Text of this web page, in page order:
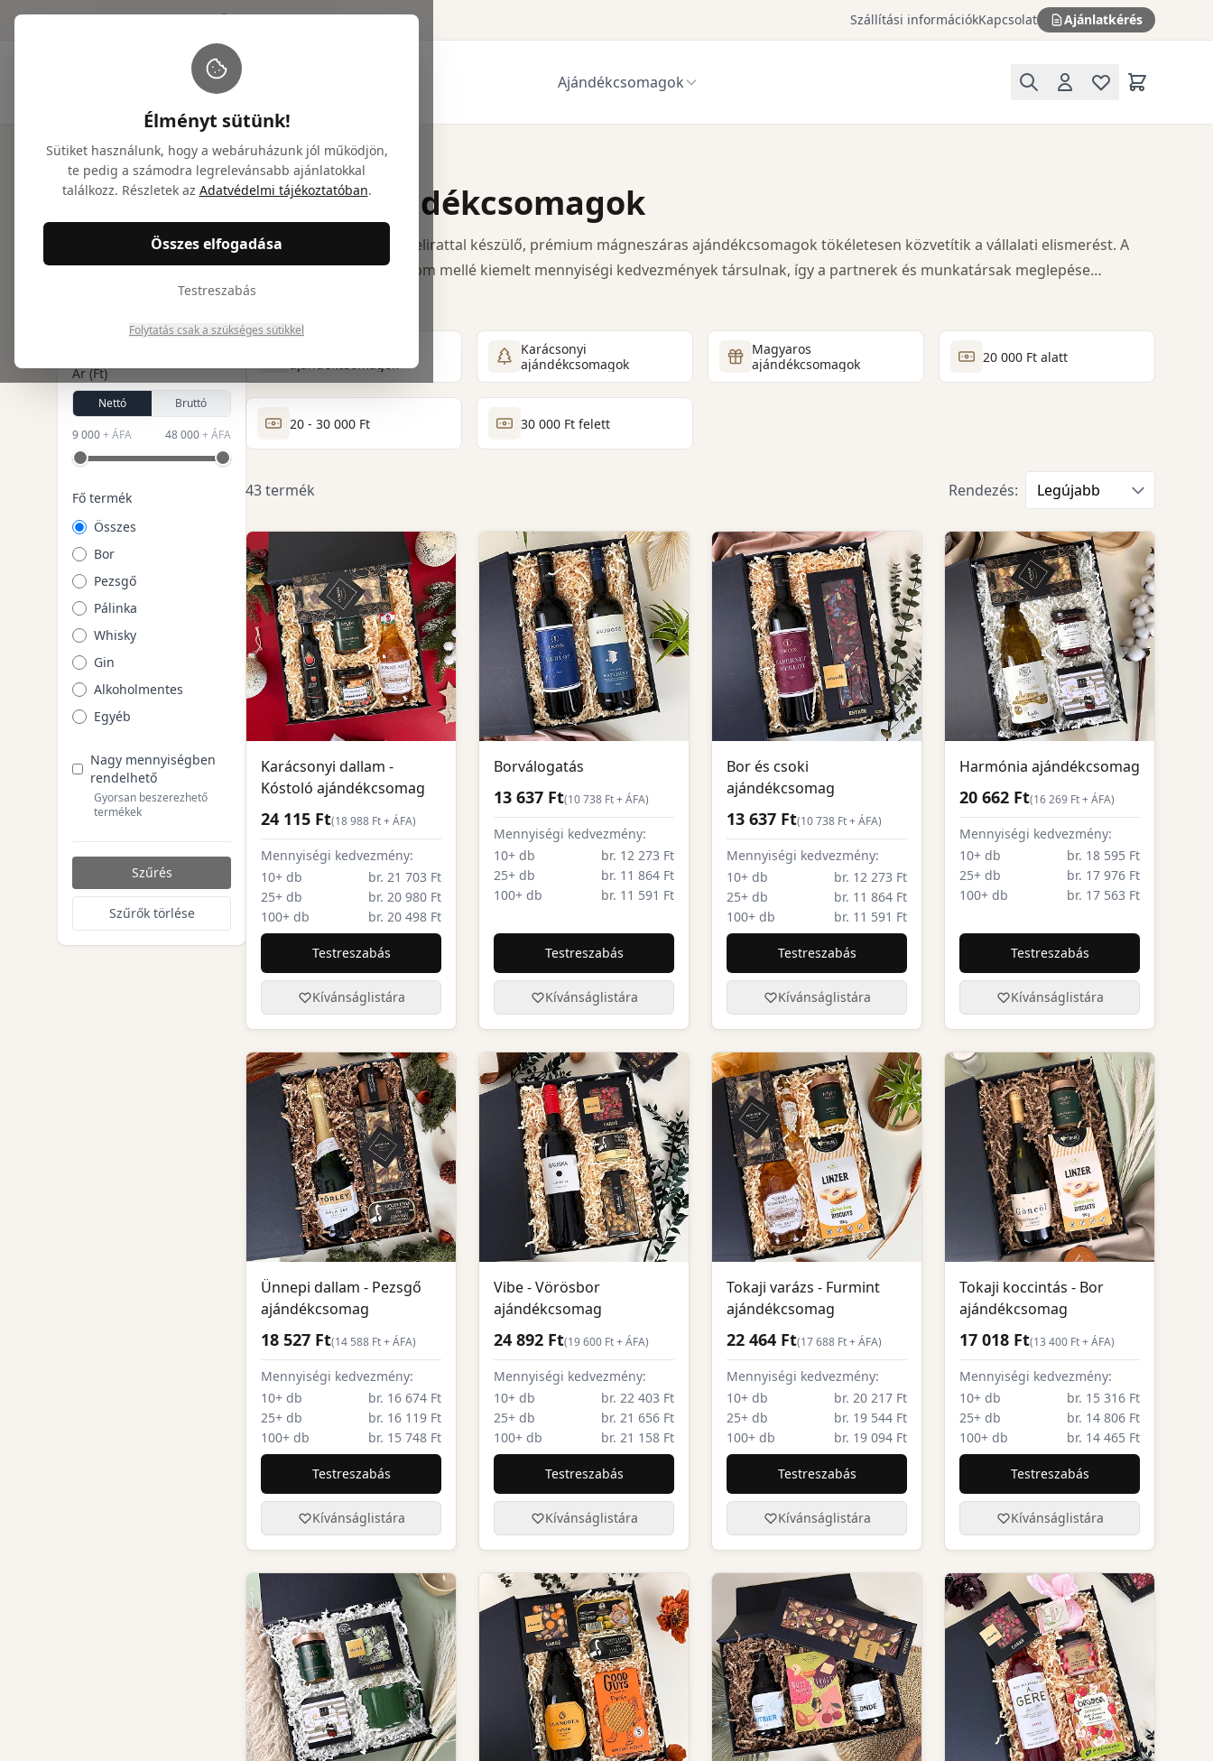
info@nicetogiveyou.com +36 20 946 9486 Szállítási információkKapcsolat Ajánlatkérés
Ajándékcsomagok
Főoldal / Ajándékcsomagok / Céges ajándékcsomagok
árral számolunk
Ár (Ft)
Nettó Bruttó
9 000+ ÁFA 48 000+ ÁFA
Fő termék
Összes
Bor
Pezsgő
Pálinka
Whisky
Gin
Alkoholmentes
Egyéb
Nagy mennyiségben
rendelhető
Gyorsan beszerezhető
termékek
Szűrés
Szűrők törlése
Céges ajándékcsomagok
Az egyedi logózással és felirattal készülő, prémium mágneszáras ajándékcsomagok tökéletesen közvetítik a vállalati elismerést. A
minőségi gourmet tartalom mellé kiemelt mennyiségi kedvezmények társulnak, így a partnerek és munkatársak meglepése
egyszerűen és elegánsan kivitelezhető.
Tovább olvasom
ajándékcsomagok
Karácsonyi
ajándékcsomagok
Magyaros
ajándékcsomagok
20 000 Ft alatt
20 - 30 000 Ft 30 000 Ft felett
43 termék Rendezés:
Karácsonyi dallam -
Kóstoló ajándékcsomag
24 115 Ft(18 988 Ft + ÁFA)
Mennyiségi kedvezmény:
10+ db
br. 21 703 Ft
25+ db
br. 20 980 Ft
100+ db
br. 20 498 Ft
Testreszabás
Kívánságlistára
Borválogatás
13 637 Ft(10 738 Ft + ÁFA)
Mennyiségi kedvezmény:
10+ db
br. 12 273 Ft
25+ db
br. 11 864 Ft
100+ db
br. 11 591 Ft
Testreszabás
Kívánságlistára
Bor és csoki
ajándékcsomag
13 637 Ft(10 738 Ft + ÁFA)
Mennyiségi kedvezmény:
10+ db
br. 12 273 Ft
25+ db
br. 11 864 Ft
100+ db
br. 11 591 Ft
Testreszabás
Kívánságlistára
Harmónia ajándékcsomag
20 662 Ft(16 269 Ft + ÁFA)
Mennyiségi kedvezmény:
10+ db
br. 18 595 Ft
25+ db
br. 17 976 Ft
100+ db
br. 17 563 Ft
Testreszabás
Kívánságlistára
Ünnepi dallam - Pezsgő
ajándékcsomag
18 527 Ft(14 588 Ft + ÁFA)
Mennyiségi kedvezmény:
10+ db
br. 16 674 Ft
25+ db
br. 16 119 Ft
100+ db
br. 15 748 Ft
Testreszabás
Kívánságlistára
Vibe - Vörösbor
ajándékcsomag
24 892 Ft(19 600 Ft + ÁFA)
Mennyiségi kedvezmény:
10+ db
br. 22 403 Ft
25+ db
br. 21 656 Ft
100+ db
br. 21 158 Ft
Testreszabás
Kívánságlistára
Tokaji varázs - Furmint
ajándékcsomag
22 464 Ft(17 688 Ft + ÁFA)
Mennyiségi kedvezmény:
10+ db
br. 20 217 Ft
25+ db
br. 19 544 Ft
100+ db
br. 19 094 Ft
Testreszabás
Kívánságlistára
Tokaji koccintás - Bor
ajándékcsomag
17 018 Ft(13 400 Ft + ÁFA)
Mennyiségi kedvezmény:
10+ db
br. 15 316 Ft
25+ db
br. 14 806 Ft
100+ db
br. 14 465 Ft
Testreszabás
Kívánságlistára
Élményt sütünk!
Sütiket használunk, hogy a webáruházunk jól működjön,
te pedig a számodra legrelevánsabb ajánlatokkal
találkozz. Részletek az Adatvédelmi tájékoztatóban.
Összes elfogadása
Testreszabás
Folytatás csak a szükséges sütikkel